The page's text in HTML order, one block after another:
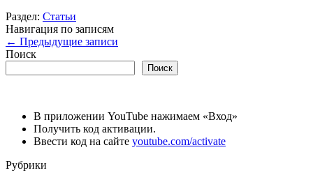
Раздел: Статьи
Навигация по записям
← Предыдущие записи
Поиск
Поиск
В приложении YouTube нажимаем «Вход»
Получить код активации.
Ввести код на сайте youtube.com/activate
Рубрики